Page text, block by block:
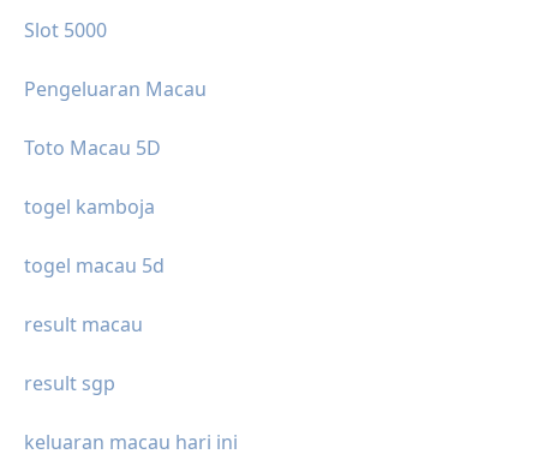
Slot 5000
Pengeluaran Macau
Toto Macau 5D
togel kamboja
togel macau 5d
result macau
result sgp
keluaran macau hari ini